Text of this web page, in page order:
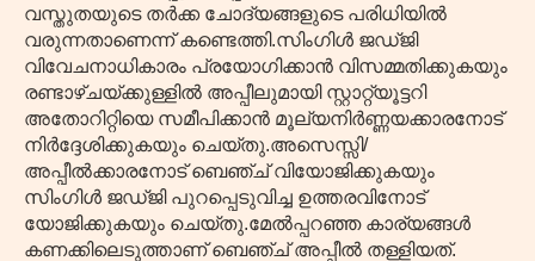
വസ്തുതയുടെ തർക്ക ചോദ്യങ്ങളുടെ പരിധിയിൽ
വരുന്നതാണെന്ന് കണ്ടെത്തി.സിംഗിൾ ജഡ്ജി
വിവേചനാധികാരം പ്രയോഗിക്കാൻ വിസമ്മതിക്കുകയും
രണ്ടാഴ്ചയ്ക്കുള്ളിൽ അപ്പീലുമായി സ്റ്റാറ്റ്യൂട്ടറി
അതോറിറ്റിയെ സമീപിക്കാൻ മൂല്യനിർണ്ണയക്കാരനോട്
നിർദ്ദേശിക്കുകയും ചെയ്തു.അസെസ്സി/
അപ്പീൽക്കാരനോട് ബെഞ്ച് വിയോജിക്കുകയും
സിംഗിൾ ജഡ്ജി പുറപ്പെടുവിച്ച ഉത്തരവിനോട്
യോജിക്കുകയും ചെയ്തു.മേൽപ്പറഞ്ഞ കാര്യങ്ങൾ
കണക്കിലെടുത്താണ് ബെഞ്ച് അപ്പീൽ തള്ളിയത്.